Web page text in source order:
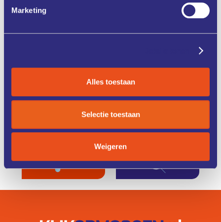
Marketing
Alles toestaan
Selectie toestaan
Weigeren
DIENSTEN
STUDIES
FINANCIERING
HET
EEN COACH